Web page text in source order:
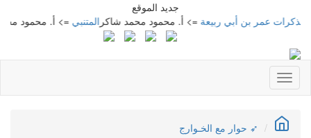
جديد الموقع
المتنبي=> أ. محمود محمد عمر بن أبي ربيعة => أ. محمود محمد شاكر
Toggle
navigation
➶ حوار مع الخـوارج